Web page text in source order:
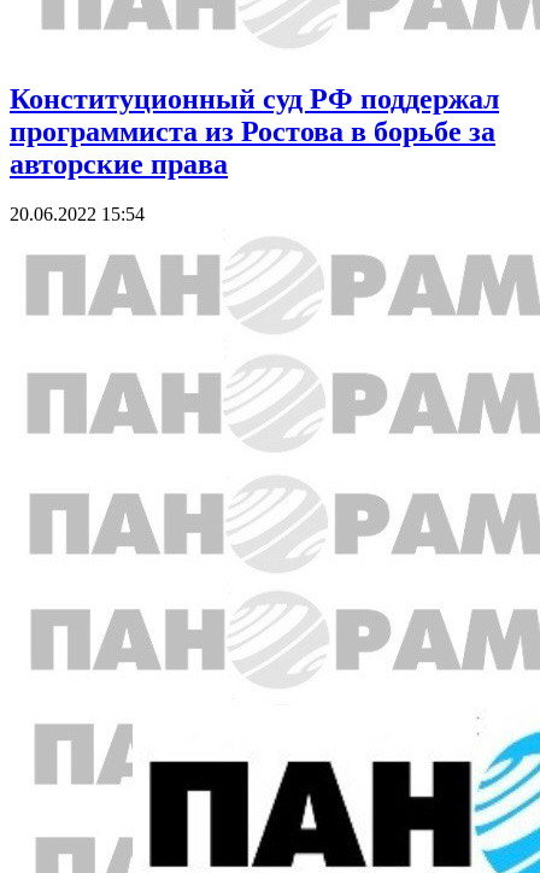
Конституционный суд РФ поддержал
программиста из Ростова в борьбе за
авторские права
20.06.2022 15:54